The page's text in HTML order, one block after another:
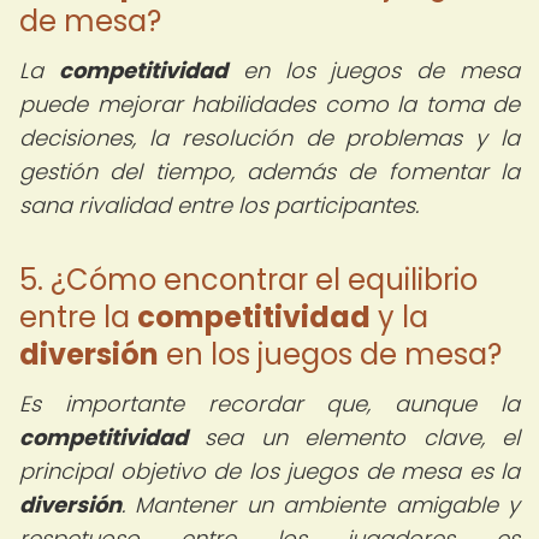
de mesa?
La competitividaden los juegos de mesa
puede mejorar habilidades como la toma de
decisiones, la resolución de problemas y la
gestión del tiempo, además de fomentar la
sana rivalidad entre los participantes.
5. ¿Cómo encontrar el equilibrio
entre la competitividad y la
diversión en los juegos de mesa?
Es importante recordar que, aunque la
competitividadsea un elemento clave, el
principal objetivo de los juegos de mesa es la
diversión. Mantener un ambiente amigable y